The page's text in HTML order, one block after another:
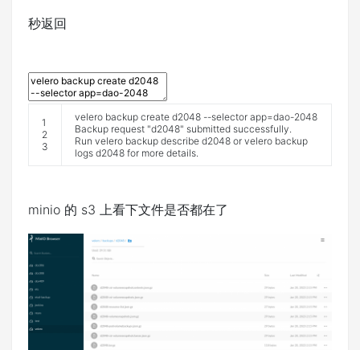
秒返回
1
2
3
velero backup create d2048 --selector app=dao-2048
Backup request "d2048" submitted successfully
Run velero backup describe d2048 or velero backup
logs d2048 for more details
minio 的 s3 上看下文件是否都在了